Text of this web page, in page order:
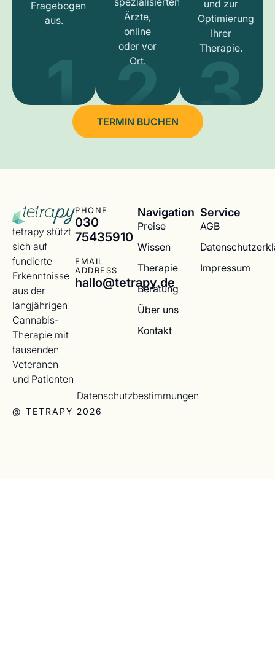
Fragebogen
aus.
1
Ärzte,
online
oder vor
Ort.
2
und zur
Optimierung
Ihrer
Therapie.
3
TERMIN BUCHEN
tetrapy stützt
sich auf
fundierte
Erkenntnisse
aus der
langjährigen
Cannabis-
Therapie mit
tausenden
Veteranen
und Patienten
PHONE
030
75435910
EMAIL
ADDRESS
hallo@tetrapy.de
Navigation
Preise
Wissen
Therapie
Beratung
Über uns
Kontakt
Service
AGB
Impressum
@ TETRAPY 2026
Datenschutzbestimmungen